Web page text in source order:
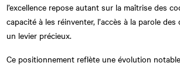
l’excellence repose autant sur la maîtrise des
capacité à les réinventer, l’accès à la parole
un levier précieux.
Ce positionnement reflète une évolution